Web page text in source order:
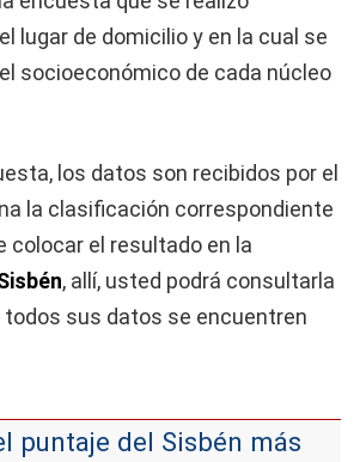
lugar de domicilio y en la cual se
socioeconómico de cada núcleo
los datos son recibidos por el
la clasificación correspondiente
colocar el resultado en la
, allí, usted podrá consultarla
todos sus datos se encuentren
puntaje del Sisbén más